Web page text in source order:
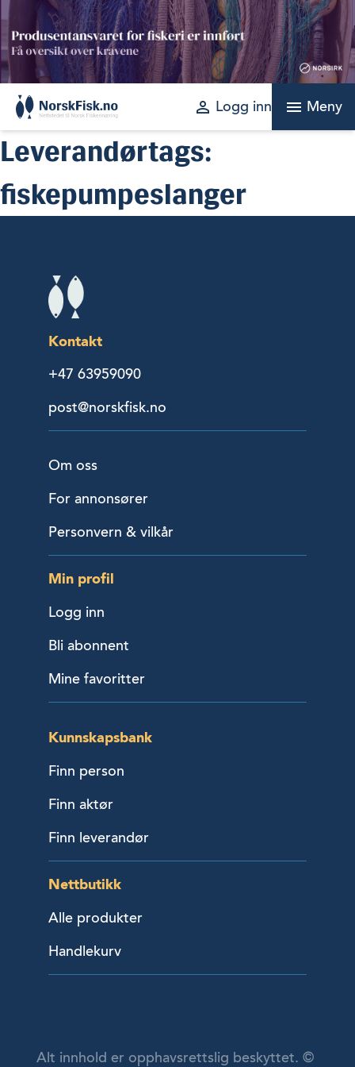
Skip
to
content
perm_identity Logg inn menu Meny
Leverandørtags:
fiskepumpeslanger
Kontakt
+47 63959090
post@norskfisk.no
Om oss
For annonsører
Personvern & vilkår
Min profil
Logg inn
Bli abonnent
Mine favoritter
Kunnskapsbank
Finn person
Finn aktør
Finn leverandør
Nettbutikk
Alle produkter
Handlekurv
Alt innhold er opphavsrettslig beskyttet. ©